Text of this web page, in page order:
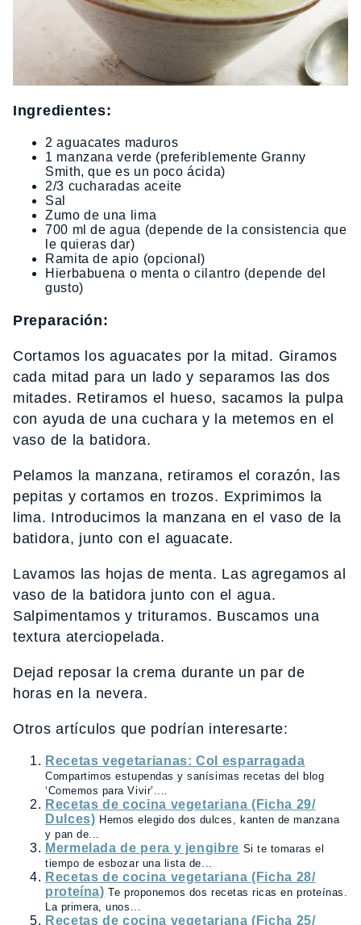
Ingredientes:
2 aguacates maduros
1 manzana verde (preferiblemente Granny
Smith, que es un poco ácida)
2/3 cucharadas aceite
Sal
Zumo de una lima
700 ml de agua (depende de la consistencia que
le quieras dar)
Ramita de apio (opcional)
Hierbabuena o menta o cilantro (depende del
gusto)
Preparación:
Cortamos los aguacates por la mitad. Giramos
cada mitad para un lado y separamos las dos
mitades. Retiramos el hueso, sacamos la pulpa
con ayuda de una cuchara y la metemos en el
vaso de la batidora.
Pelamos la manzana, retiramos el corazón, las
pepitas y cortamos en trozos. Exprimimos la
lima. Introducimos la manzana en el vaso de la
batidora, junto con el aguacate.
Lavamos las hojas de menta. Las agregamos al
vaso de la batidora junto con el agua.
Salpimentamos y trituramos. Buscamos una
textura aterciopelada.
Dejad reposar la crema durante un par de
horas en la nevera.
Otros artículos que podrían interesarte:
Recetas vegetarianas: Col esparragada
Compartimos estupendas y sanísimas recetas del blog
‘Comemos para Vivir’....
Recetas de cocina vegetariana (Ficha 29/
Dulces) Hemos elegido dos dulces, kanten de manzana
y pan de...
Mermelada de pera y jengibre Si te tomaras el
tiempo de esbozar una lista de...
Recetas de cocina vegetariana (Ficha 28/
proteína) Te proponemos dos recetas ricas en proteínas.
La primera, unos...
Recetas de cocina vegetariana (Ficha 25/